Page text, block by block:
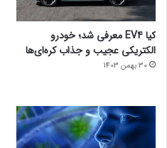
کیا EV4 معرفی شد؛ خودرو
الکتریکی عجیب و جذاب کره‌ای‌ها
30 بهمن 1403